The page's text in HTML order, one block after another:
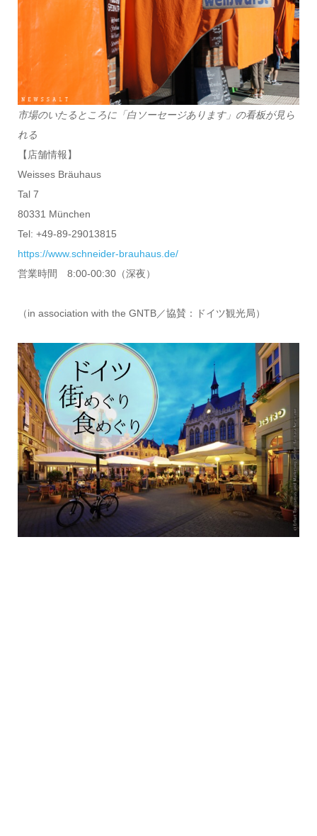
市場のいたるところに「白ソーセージあります」の看板が見ら
れる
【店舗情報】
Weisses Bräuhaus
Tal 7
80331 München
Tel: +49-89-29013815
https://www.schneider-brauhaus.de/
営業時間 8:00-00:30（深夜）
（in association with the GNTB／協賛：ドイツ観光局）